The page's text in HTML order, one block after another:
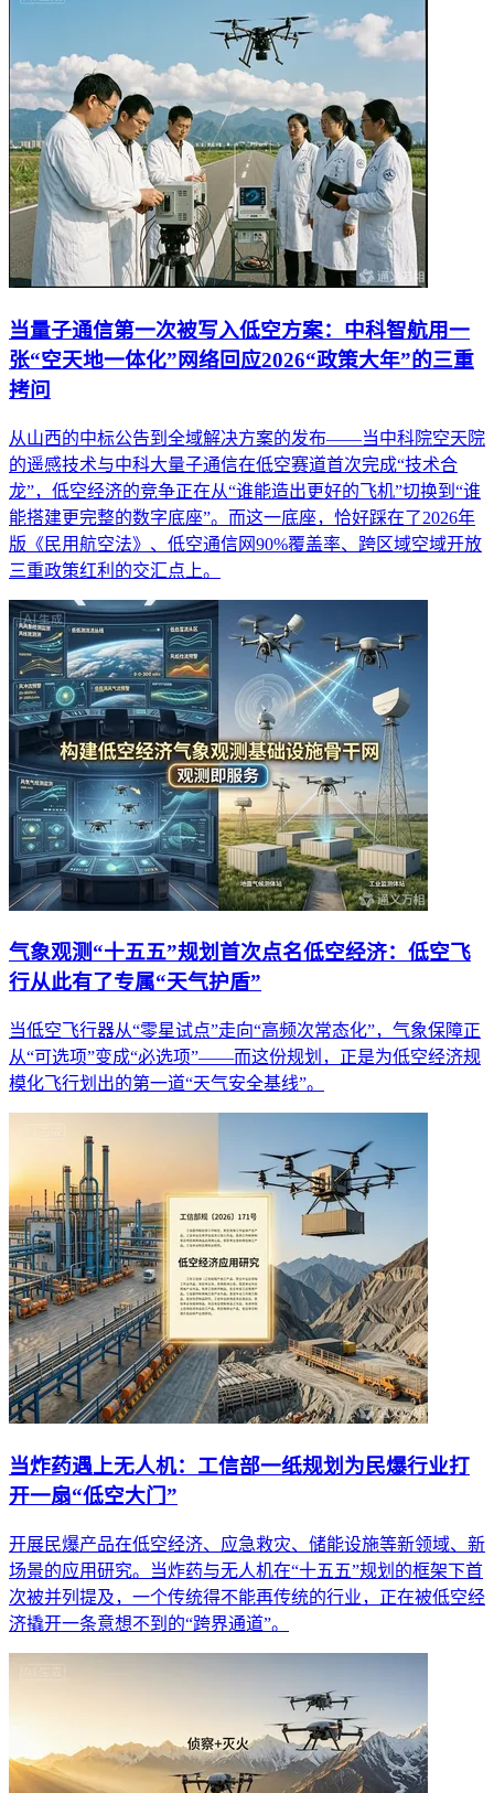
当量子通信第一次被写入低空方案：中科智航用一
张“空天地一体化”网络回应2026“政策大年”的三重
拷问
从山西的中标公告到全域解决方案的发布——当中科院空天院
的遥感技术与中科大量子通信在低空赛道首次完成“技术合
龙”，低空经济的竞争正在从“谁能造出更好的飞机”切换到“谁
能搭建更完整的数字底座”。而这一底座，恰好踩在了2026年
版《民用航空法》、低空通信网90%覆盖率、跨区域空域开放
三重政策红利的交汇点上。
气象观测“十五五”规划首次点名低空经济：低空飞
行从此有了专属“天气护盾”
当低空飞行器从“零星试点”走向“高频次常态化”，气象保障正
从“可选项”变成“必选项”——而这份规划，正是为低空经济规
模化飞行划出的第一道“天气安全基线”。
当炸药遇上无人机：工信部一纸规划为民爆行业打
开一扇“低空大门”
开展民爆产品在低空经济、应急救灾、储能设施等新领域、新
场景的应用研究。当炸药与无人机在“十五五”规划的框架下首
次被并列提及，一个传统得不能再传统的行业，正在被低空经
济撬开一条意想不到的“跨界通道”。